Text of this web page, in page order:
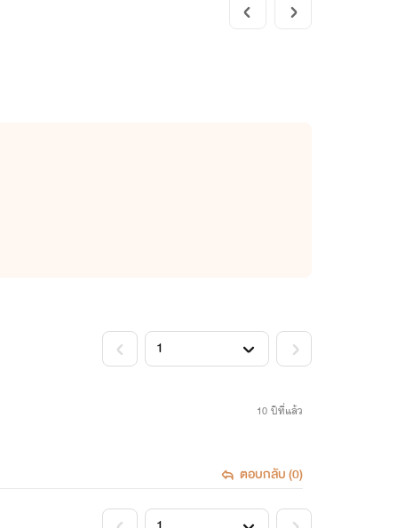
< >
10 ปีที่แล้ว
ตอบกลับ (0)
< >